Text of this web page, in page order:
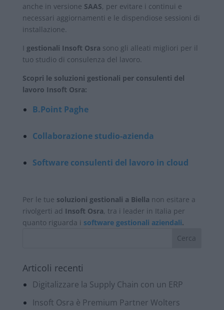
anche in versione SAAS, per evitare i continui e
necessari aggiornamenti e le dispendiose sessioni di
installazione.
I gestionali Insoft Osra sono gli alleati migliori per il
tuo studio di consulenza del lavoro.
Scopri le soluzioni gestionali per consulenti del
lavoro Insoft Osra:
B.Point Paghe
Collaborazione studio-azienda
Software consulenti del lavoro in cloud
Per le tue soluzioni gestionali a Biella non esitare a
rivolgerti ad Insoft Osra, tra i leader in Italia per
quanto riguarda i software gestionali aziendali.
Articoli recenti
Digitalizzare la Supply Chain con un ERP
Insoft Osra è Premium Partner Wolters